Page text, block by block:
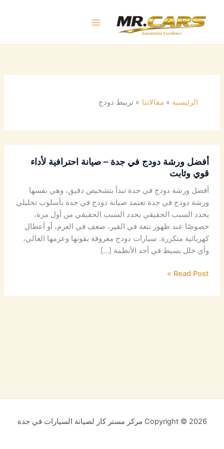
المحتوى
الرئيسية مقالاتنا تربيط دودج
أفضل ورشة دودج في جدة – صيانة احترافية لأداء
قوي وثابت
أفضل ورشة دودج في جدة تبدأ بتشخيص دقيق، وهي نفسها
ورشة دودج في جدة تعتمد صيانة دودج في جدة بأسلوب تحليلي
يحدد السبب الحقيقي يحدد السبب الحقيقي من أول مرة،
خصوصًا عند ظهور نتعة في القير، ضعف في العزم، أو أعطال
كهربائية متكررة. سيارات دودج معروفة بقوتها وعزمها العالي،
وأي خلل بسيط في أحد الأنظمة […]
Read Post »
Copyright © 2026 مركز مستر كار لصيانة السيارات في جدة